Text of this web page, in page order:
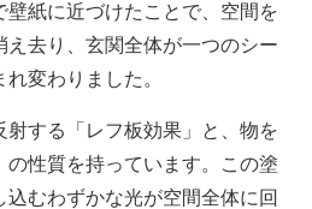
紙に近づけたことで、空間を
去り、玄関全体が一つのシー
変わりました。
射する「レフ板効果」と、物を
の性質を持っています。この塗
むわずかな光が空間全体に回